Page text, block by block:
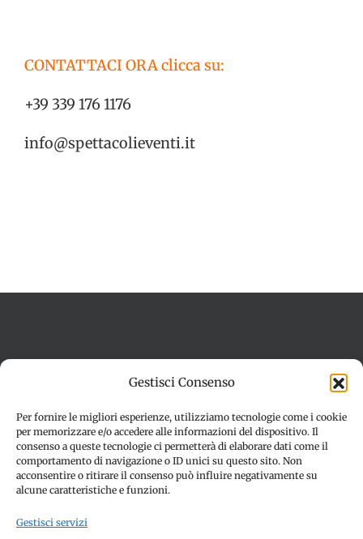
Gestisci Consenso
Per fornire le migliori esperienze, utilizziamo tecnologie come i cookie
per memorizzare e/o accedere alle informazioni del dispositivo. Il
consenso a queste tecnologie ci permetterà di elaborare dati come il
comportamento di navigazione o ID unici su questo sito. Non
acconsentire o ritirare il consenso può influire negativamente su
alcune caratteristiche e funzioni.
Gestisci servizi
CONTATTACI ORA clicca su:
+39 339 176 1176
info@spettacolieventi.it
Disconoscimento